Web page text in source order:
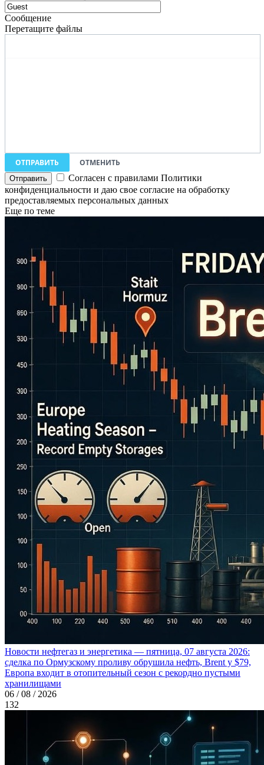
Сообщение
Перетащите файлы
ОТПРАВИТЬ
ОТМЕНИТЬ
Согласен с правилами Политики
конфиденциальности и даю свое согласие на обработку
предоставляемых персональных данных
Еще по теме
Новости нефтегаз и энергетика — пятница, 07 августа 2026:
сделка по Ормузскому проливу обрушила нефть, Brent у $79,
Европа входит в отопительный сезон с рекордно пустыми
хранилищами
06 / 08 / 2026
132